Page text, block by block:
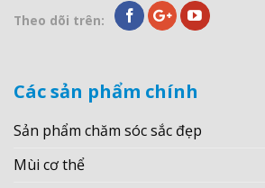
Theo dõi trên:
Các sản phẩm chính
Sản phẩm chăm sóc sắc đẹp
Mùi cơ thể